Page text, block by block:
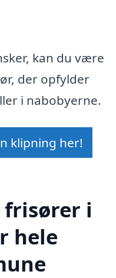
kan du være
der opfylder
i nabobyerne.
klipning her!
i
hele